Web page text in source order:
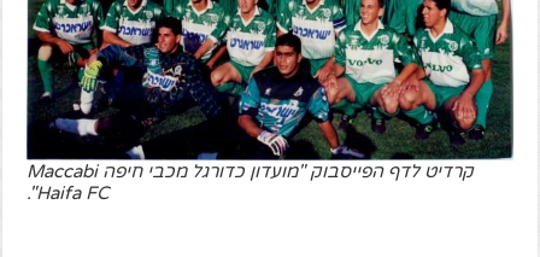
קרדיט לדף הפייסבוק "מועדון כדורגל מכבי חיפה Maccabi
Haifa FC".